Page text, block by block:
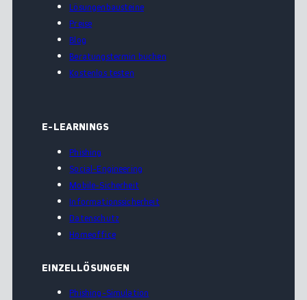
Lösungenbausteine
Preise
Blog
Beratungstermin buchen
Kostenlos testen
E-LEARNINGS
Phishing
Social-Engineering
Mobile-Sicherheit
Informationssicherheit
Datenschutz
Homeoffice
EINZELLÖSUNGEN
Phishing-Simulation